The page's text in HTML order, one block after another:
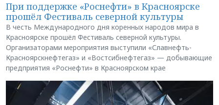
При поддержке «Роснефти» в Красноярске
прошёл Фестиваль северной культуры
В честь Международного дня коренных народов мира в
Красноярске прошёл Фестиваль северной культуры.
Организаторами мероприятия выступили «Славнефть-
Красноярскнефтегаз» и «Востсибнефтегаз» — добывающие
предприятия «Роснефти» в Красноярском крае